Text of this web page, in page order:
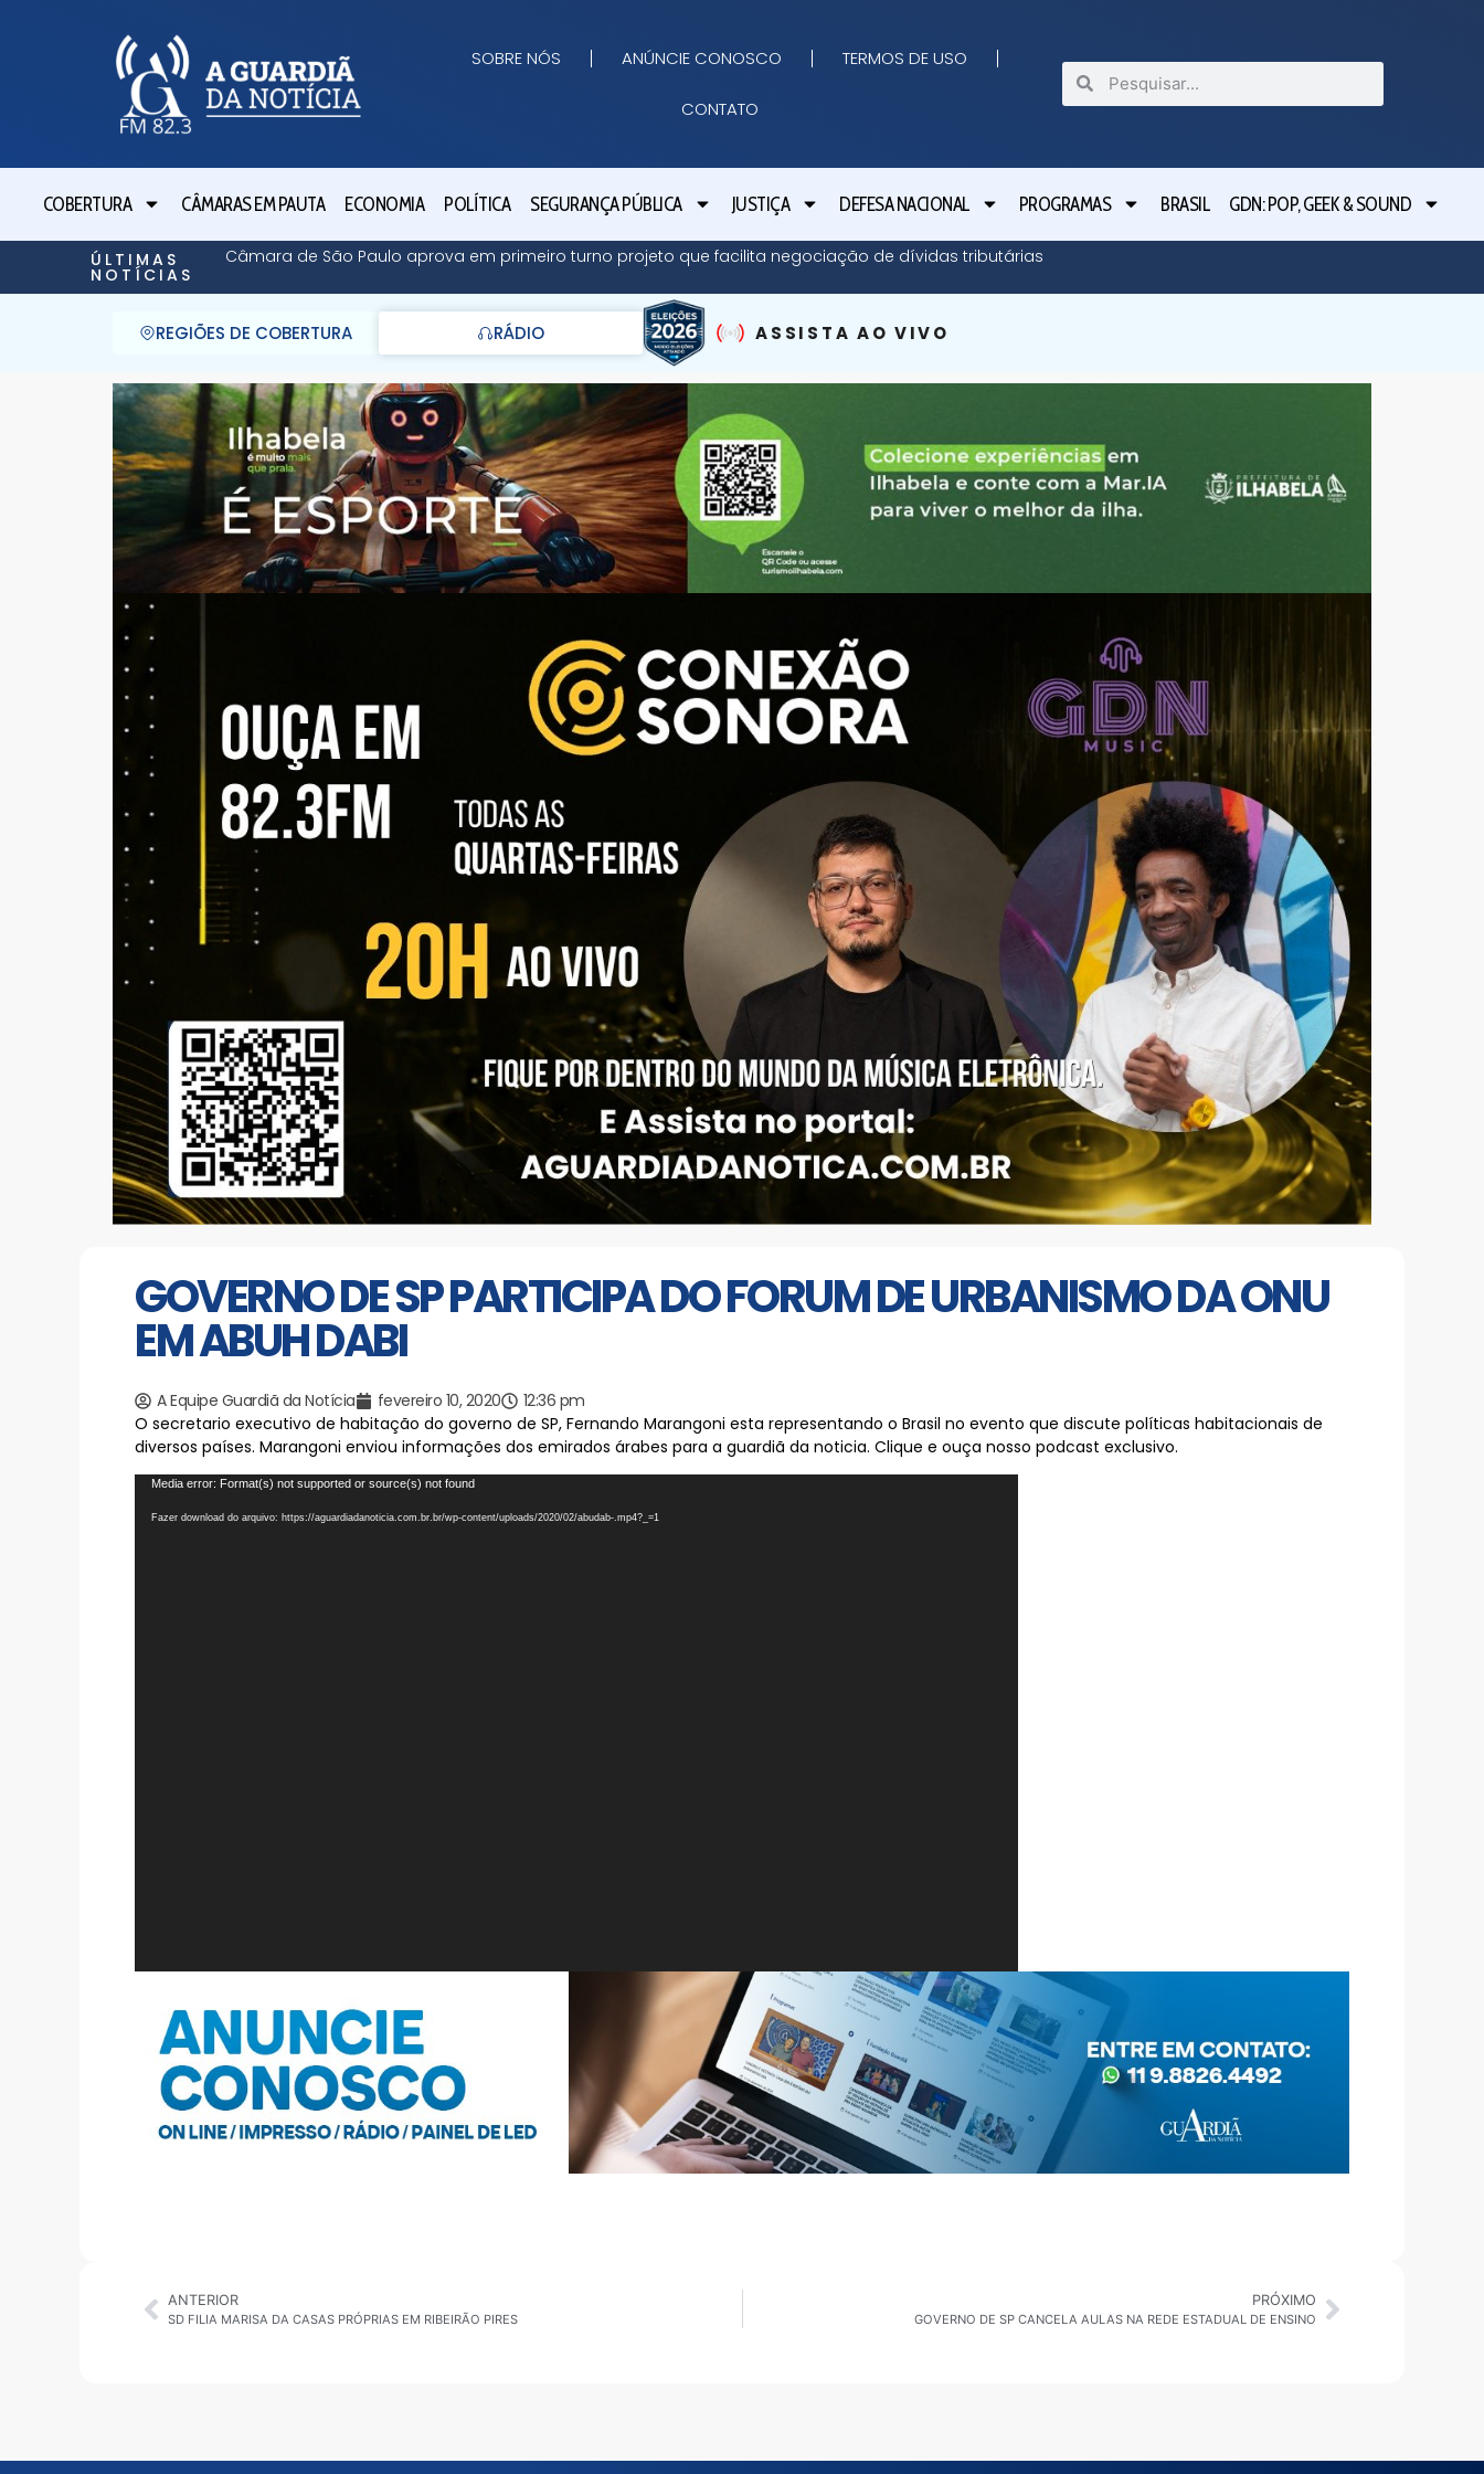
SOBRE NÓS ANÚNCIE CONOSCO TERMOS DE USO
CONTATO
COBERTURA CÂMARAS EM PAUTA ECONOMIA POLÍTICA SEGURANÇA PÚBLICA JUSTIÇA DEFESA NACIONAL PROGRAMAS BRASIL GDN: POP, GEEK & SOUND
ÚLTIMAS
NOTÍCIAS
Câmara de São Paulo aprova em primeiro turno projeto que facilita negociação de dívidas tributárias
REGIÕES DE COBERTURA RÁDIO ASSISTA AO VIVO
GOVERNO DE SP PARTICIPA DO FORUM DE URBANISMO DA ONU
EM ABUH DABI
A Equipe Guardiã da Notícia fevereiro 10, 2020
12:36 pm
O secretario executivo de habitação do governo de SP, Fernando Marangoni esta representando o Brasil no evento que discute políticas habitacionais de
diversos países. Marangoni enviou informações dos emirados árabes para a guardiã da noticia. Clique e ouça nosso podcast exclusivo.
Tocador
Media error: Format(s) not supported or source(s) not found
Fazer download do arquivo: https://aguardiadanoticia.com.br.br/wp-content/uploads/2020/02/abudab-.mp4?_=1
ANTERIOR
SD FILIA MARISA DA CASAS PRÓPRIAS EM RIBEIRÃO PIRES
PRÓXIMO
GOVERNO DE SP CANCELA AULAS NA REDE ESTADUAL DE ENSINO